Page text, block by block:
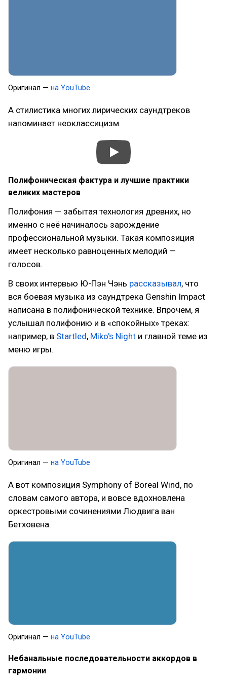
Оригинал — на YouTube
А стилистика многих лирических саундтреков
напоминает неоклассицизм.
Полифоническая фактура и лучшие практики
великих мастеров
Полифония — забытая технология древних, но
именно с неё начиналось зарождение
профессиональной музыки. Такая композиция
имеет несколько равноценных мелодий —
голосов.
В своих интервью Ю-Пэн Чэнь рассказывал, что
вся боевая музыка из саундтрека Genshin Impact
написана в полифонической технике. Впрочем, я
услышал полифонию и в «спокойных» треках:
например, в Startled, Miko's Night и главной теме из
меню игры.
Оригинал — на YouTube
А вот композиция Symphony of Boreal Wind, по
словам самого автора, и вовсе вдохновлена
оркестровыми сочинениями Людвига ван
Бетховена.
Оригинал — на YouTube
Небанальные последовательности аккордов в
гармонии